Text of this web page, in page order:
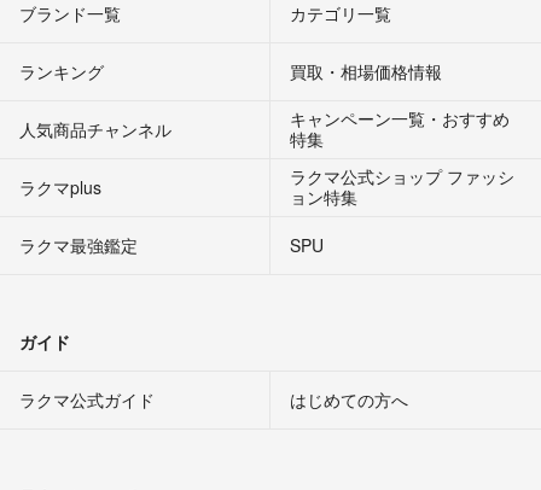
ブランド一覧 カテゴリ一覧
ランキング 買取・相場価格情報
人気商品チャンネル
キャンペーン一覧・おすすめ
特集
ラクマplus
ラクマ公式ショップ ファッシ
ョン特集
ラクマ最強鑑定
SPU
ガイド
ラクマ公式ガイド はじめての方へ